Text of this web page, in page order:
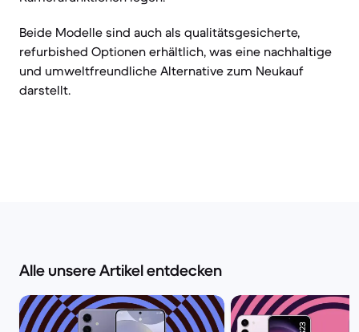
Beide Modelle sind auch als qualitätsgesicherte,
refurbished Optionen erhältlich, was eine nachhaltige
und umweltfreundliche Alternative zum Neukauf
darstellt.
Alle unsere Artikel entdecken